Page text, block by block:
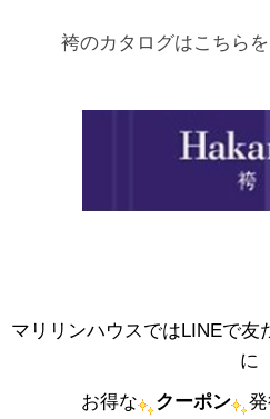
袴のカタログはこちら
マリリンハウスではLINEで友
に
お得な
クーポン